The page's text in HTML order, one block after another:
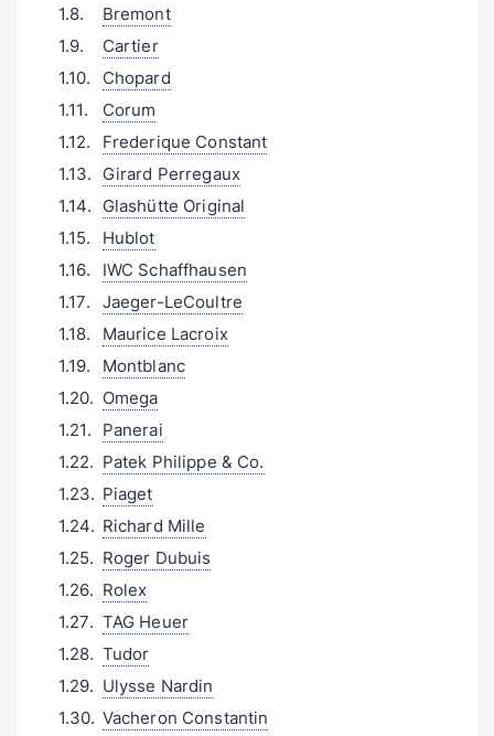
Bremont
Cartier
Chopard
Corum
Frederique Constant
Girard Perregaux
Glashütte Original
Hublot
IWC Schaffhausen
Jaeger-LeCoultre
Maurice Lacroix
Montblanc
Omega
Panerai
Patek Philippe & Co.
Piaget
Richard Mille
Roger Dubuis
Rolex
TAG Heuer
Tudor
Ulysse Nardin
Vacheron Constantin